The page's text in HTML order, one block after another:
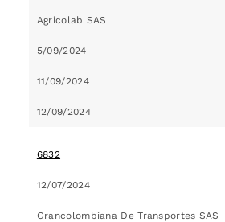
Agricolab SAS
5/09/2024
11/09/2024
12/09/2024
6832
12/07/2024
Grancolombiana De Transportes SAS